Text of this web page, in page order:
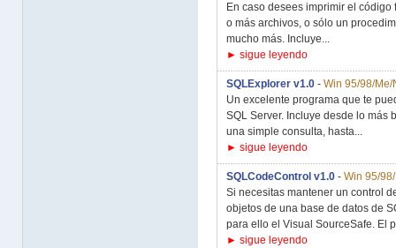
En caso desees imprimir el
o más archivos, o sólo un
mucho más. Incluye...
► sigue leyendo
SQLExplorer v1.0 - Win 95/98/Me/
Un excelente programa que te
SQL Server. Incluye desde lo más
una simple consulta, hasta...
► sigue leyendo
SQLCodeControl v1.0 - Win 95/
Si necesitas mantener un control
objetos de una base de datos de
para ello el Visual SourceSafe. El
► sigue leyendo